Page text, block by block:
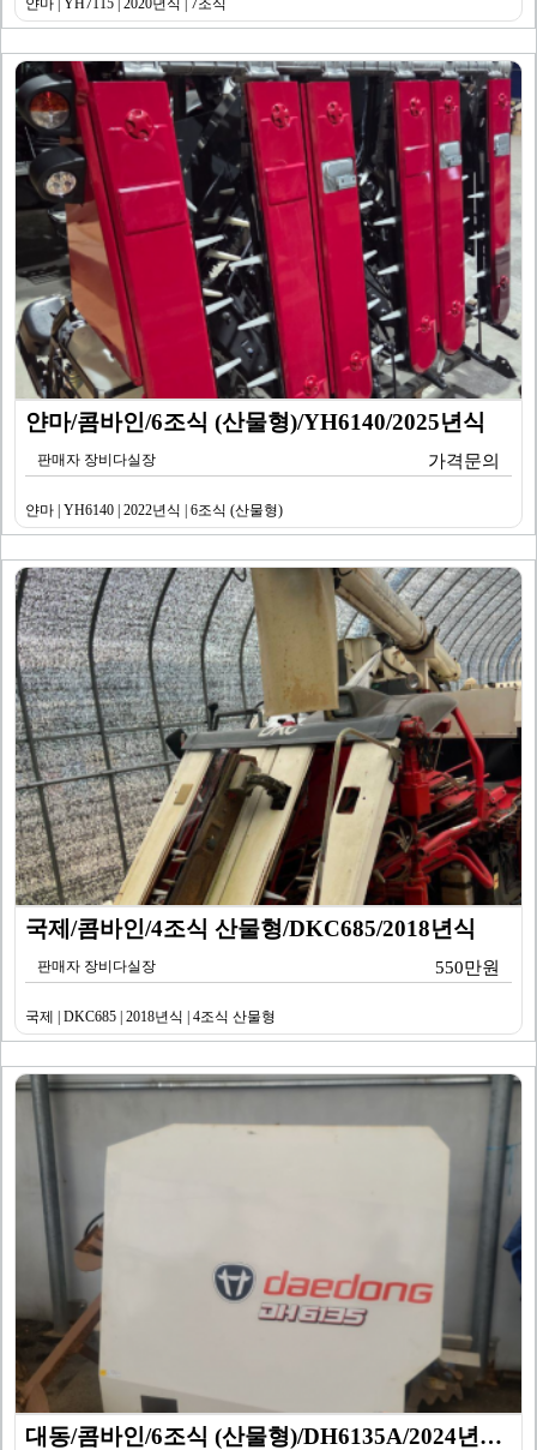
얀마/콤바인/6조식 (산물형)/YH6140/2025년식
판매자 장비다실장 가격문의
얀마 | YH6140 | 2022년식 | 6조식 (산물형)
국제/콤바인/4조식 산물형/DKC685/2018년식
판매자 장비다실장 550만원
국제 | DKC685 | 2018년식 | 4조식 산물형
대동/콤바인/6조식 (산물형)/DH6135A/2024년…